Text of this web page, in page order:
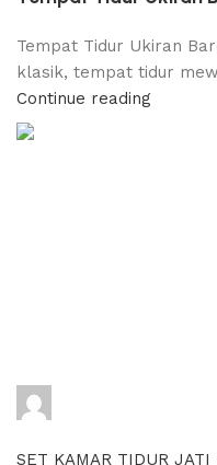
Tempat Tidur Ukiran
klasik, tempat tidur
Continue reading
SET KAMAR TIDUR JATI